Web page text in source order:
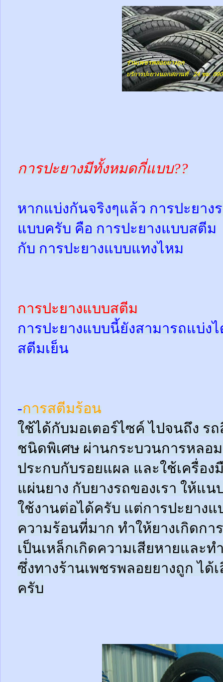
การปะยางมีทั้งหมดกี่แบบ??
หากแบ่งกันจริงๆแล้ว การปะยาง
แบบครับ คือ การปะยางแบบสตีม
กับ การปะยางแบบแทงไหม
การปะยางแบบสตีม
การปะยางแบบนี้ยังสามารถแบ่ง
สตีมเย็น
-การสตีมร้อน
ใช้ได้กับมอเตอร์ไซค์ ไปจนถึง ร
ชนิดพิเศษ ผ่านกระบวนการหลอ
ประกบกับรอยแผล และใช้เครื่อง
แผ่นยาง กับยางรถของเรา ให้แ
ใช้งานต่อได้ครับ แต่การปะยาง
ความร้อนที่มาก ทำให้ยางเกิดกา
เป็นเหล็กเกิดความเสียหายและท
ซึ่งทางร้านเพชรพลอยยางถูก ได้
ครับ